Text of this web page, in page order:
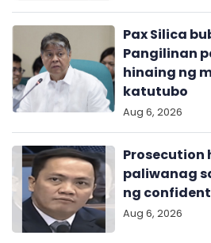
Pax Silica
Pangilinan
hinaing ng
katutubo
Aug 6, 2026
Prosecution
paliwanag
ng
Aug 6, 2026